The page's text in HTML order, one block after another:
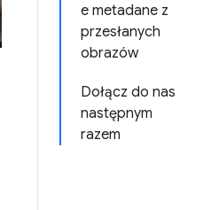
e metadane z
przesłanych
obrazów
Dołącz do nas
następnym
razem